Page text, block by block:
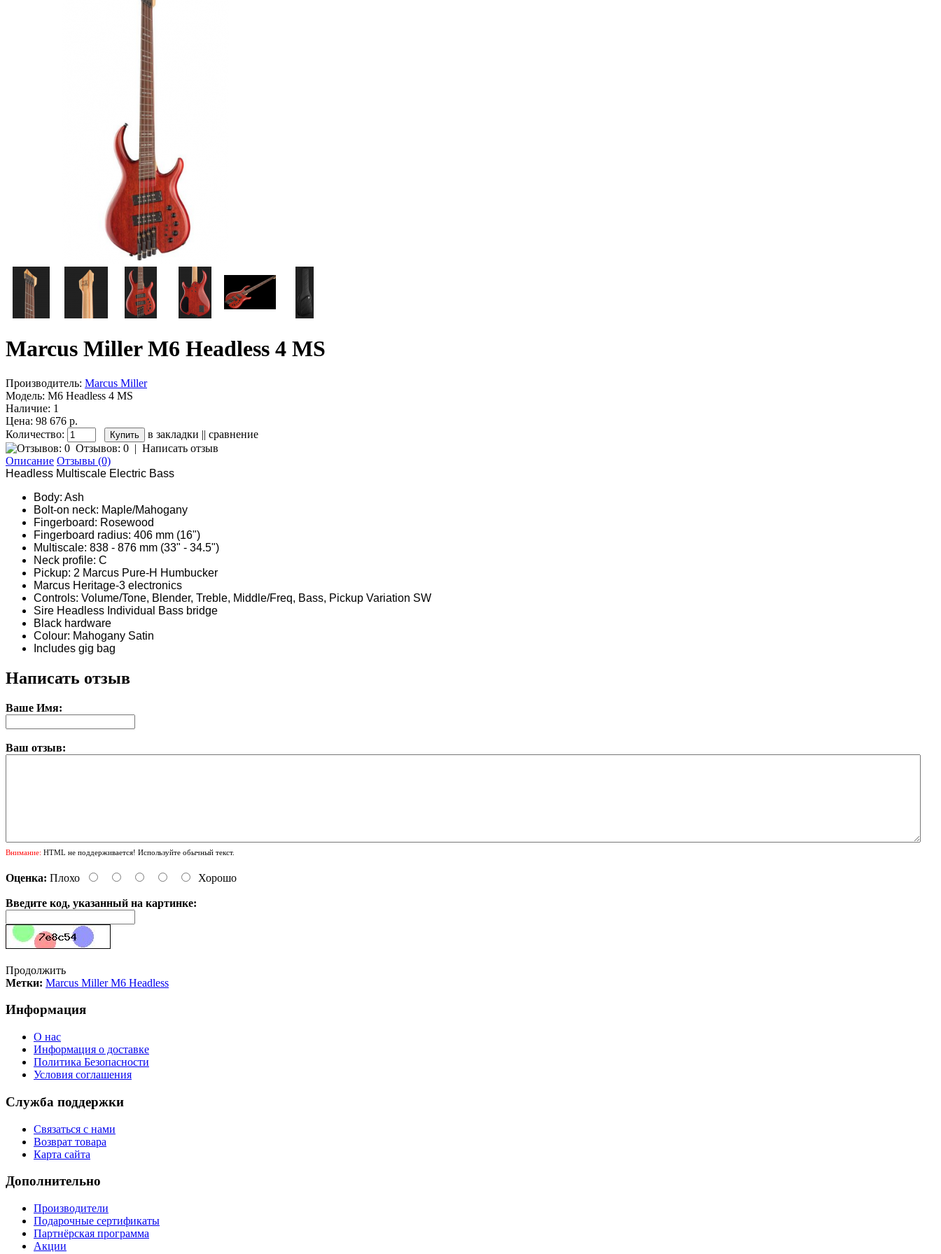
Marcus Miller M6 Headless 4 MS
Производитель: Marcus Miller
Модель: M6 Headless 4 MS
Наличие: 1
Цена: 98 676 р.
Количество:
в закладки || сравнение
Отзывов: 0 | Написать отзыв
Описание Отзывы (0)
Headless Multiscale Electric Bass
Body: Ash
Bolt-on neck: Maple/Mahogany
Fingerboard: Rosewood
Fingerboard radius: 406 mm (16")
Multiscale: 838 - 876 mm (33" - 34.5")
Neck profile: C
Pickup: 2 Marcus Pure-H Humbucker
Marcus Heritage-3 electronics
Controls: Volume/Tone, Blender, Treble, Middle/Freq, Bass, Pickup Variation SW
Sire Headless Individual Bass bridge
Black hardware
Colour: Mahogany Satin
Includes gig bag
Написать отзыв
Ваше Имя:
Ваш отзыв:
Внимание: HTML не поддерживается! Используйте обычный текст.
Оценка: Плохо Хорошо
Введите код, указанный на картинке:
Продолжить
Метки: Marcus Miller M6 Headless
Информация
О нас
Информация о доставке
Политика Безопасности
Условия соглашения
Служба поддержки
Связаться с нами
Возврат товара
Карта сайта
Дополнительно
Производители
Подарочные сертификаты
Партнёрская программа
Акции